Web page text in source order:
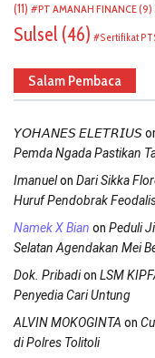
(11)
PT AMANAH FINANCE(9)
Sulsel (46) Sertifikat
Salam Pembaca
𝘠𝘖𝘏𝘈𝘕𝘌𝘚 𝘌𝘓𝘌𝘛𝘙𝘐𝘜𝘚
Pemda Ngada Pastikan
Imanuelon Dari Sikka
Huruf Pendobrak
Namek X Bian on Peduli
Selatan Agendakan Mei
Dok. Pribadion LSM
Penyedia Cari Untung
ALVIN MOKOGINTA on
di Polres Tolitoli